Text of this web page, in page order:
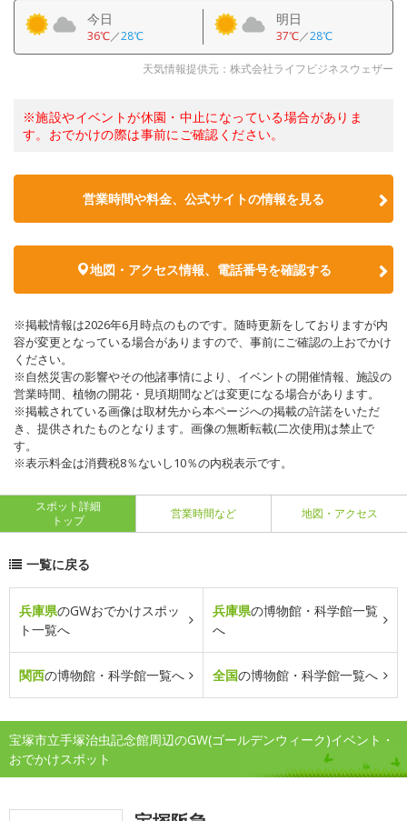
今日
36℃／28℃
明日
37℃／28℃
天気情報提供元：株式会社ライフビジネスウェザー
※施設やイベントが休園・中止になっている場合がありま
す。おでかけの際は事前にご確認ください。
営業時間や料金、公式サイトの情報を見る
地図・アクセス情報、電話番号を確認する
※掲載情報は2026年6月時点のものです。随時更新をしておりますが内
容が変更となっている場合がありますので、事前にご確認の上おでかけ
ください。
※自然災害の影響やその他諸事情により、イベントの開催情報、施設の
営業時間、植物の開花・見頃期間などは変更になる場合があります。
※掲載されている画像は取材先から本ページへの掲載の許諾をいただ
き、提供されたものとなります。画像の無断転載(二次使用)は禁止で
す。
※表示料金は消費税8％ないし10％の内税表示です。
スポット詳細
トップ
営業時間など 地図・アクセス
一覧に戻る
兵庫県のGWおでかけスポッ
ト一覧へ
兵庫県の博物館・科学館一覧
へ
関西の博物館・科学館一覧へ 全国の博物館・科学館一覧へ
宝塚市立手塚治虫記念館周辺のGW(ゴールデンウィーク)イベント・
おでかけスポット